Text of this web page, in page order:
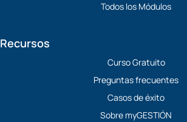
Todos los Módulos
Recursos
Curso Gratuito
Preguntas frecuentes
Casos de éxito
Sobre myGESTIÓN